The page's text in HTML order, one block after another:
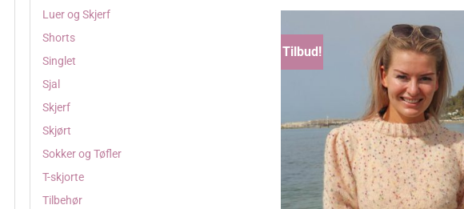
Luer og Skjerf
Shorts
Singlet
Sjal
Skjerf
Skjørt
Sokker og Tøfler
T-skjorte
Tilbehør
Tilbud!